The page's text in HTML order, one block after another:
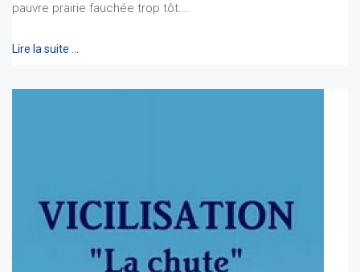
pauvre prairie fauchée trop tôt.…
Lire la suite …